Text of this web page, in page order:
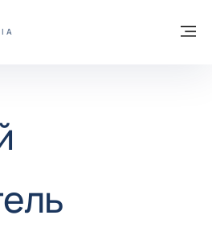
FOR TRADE — ГЛАВНАЯ